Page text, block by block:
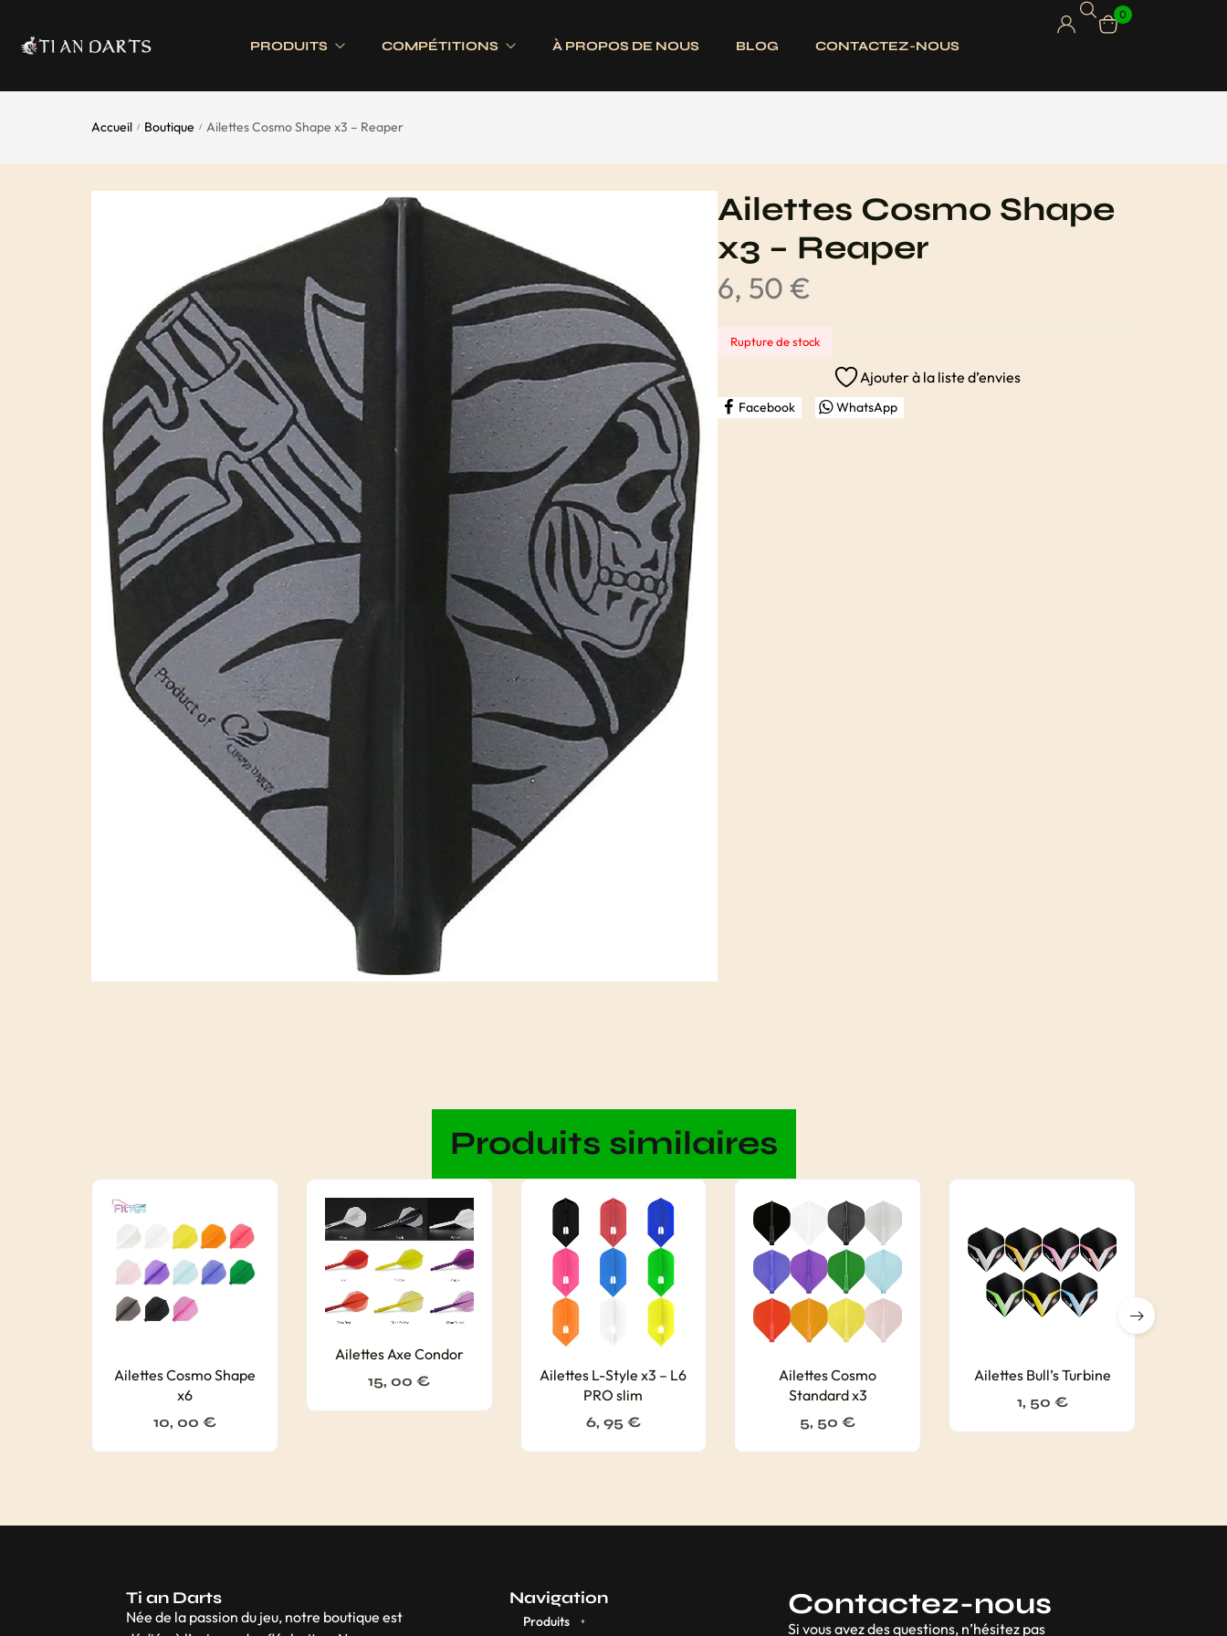
PRODUITS
Accessoires joueurs
Cibles électroniques
Cibles traditionnelles
Ailettes
Jeux complets
Pointes
Tiges
COMPÉTITIONS À PROPOS DE NOUS BLOG CONTACTEZ-NOUS
0
Accueil / Boutique / Ailettes Cosmo Shape x3 – Reaper
Ailettes Cosmo Shape
x3 – Reaper
6, 50€
Rupture de stock
Ajouter à la liste d’envies
Facebook WhatsApp
Produits similaires
Ailettes Cosmo Shape
x6
10, 00 €
Ailettes Axe Condor
15, 00€
Ailettes L-Style x3 – L6
PRO slim
6, 95 €
Ailettes Cosmo
Standard x3
5, 50€
Ailettes Bull’s Turbine
1, 50 €
Ti an Darts
Née de la passion du jeu, notre boutique est
Navigation
Produits Contactez-nous
Si vous avez des questions, n’hésitez pas